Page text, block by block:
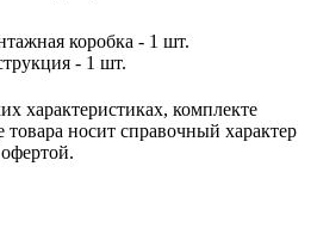
коробка - 1 шт.
- 1 шт.
характеристиках, комплекте
носит справочный характер